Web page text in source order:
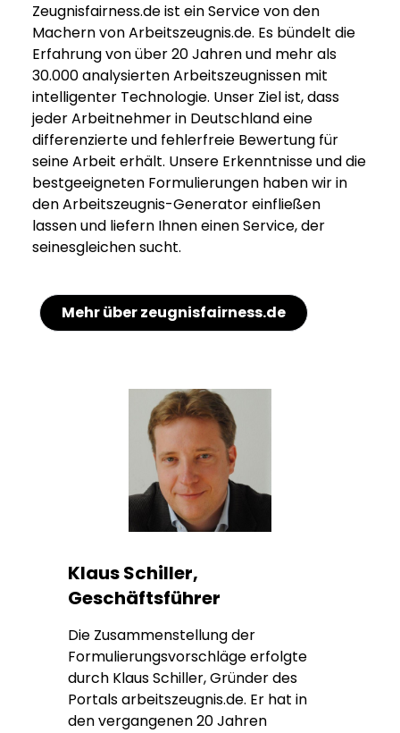
Zeugnisfairness.de ist ein Service von den
Machern von Arbeitszeugnis.de. Es bündelt die
Erfahrung von über 20 Jahren und mehr als
30.000 analysierten Arbeitszeugnissen mit
intelligenter Technologie. Unser Ziel ist, dass
jeder Arbeitnehmer in Deutschland eine
differenzierte und fehlerfreie Bewertung für
seine Arbeit erhält. Unsere Erkenntnisse und die
bestgeeigneten Formulierungen haben wir in
den Arbeitszeugnis-Generator einfließen
lassen und liefern Ihnen einen Service, der
seinesgleichen sucht.
Mehr über zeugnisfairness.de
Klaus Schiller,
Geschäftsführer
Die Zusammenstellung der
Formulierungsvorschläge erfolgte
durch Klaus Schiller, Gründer des
Portals arbeitszeugnis.de. Er hat in
den vergangenen 20 Jahren